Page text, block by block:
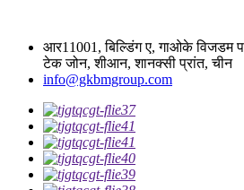
आर11001, बिल्डिंग ए, गाओके विजडम
टेक जोन, शीआन, शानक्सी प्रांत, चीन
info@gkbmgroup.com